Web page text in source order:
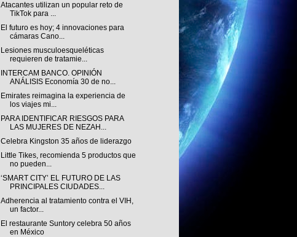
Atacantes utilizan un popular reto de
TikTok para ...
El futuro es hoy; 4 innovaciones para
cámaras Cano...
Lesiones musculoesqueléticas
requieren de tratamie...
INTERCAM BANCO. OPINIÓN
ANÁLISIS Economía 30 de no...
Emirates reimagina la experiencia de
los viajes mi...
PARA IDENTIFICAR RIESGOS PARA
LAS MUJERES DE NEZAH...
Celebra Kingston 35 años de liderazgo
Little Tikes, recomienda 5 productos que
no pueden...
‘SMART CITY’ EL FUTURO DE LAS
PRINCIPALES CIUDADES...
Adherencia al tratamiento contra el VIH,
un factor...
El restaurante Suntory celebra 50 años
en México